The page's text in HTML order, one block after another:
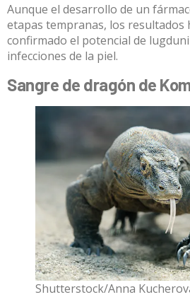
Aunque el desarrollo de un
etapas tempranas, los resultados
confirmado el potencial de
infecciones de la piel.
Sangre de dragón de
Shutterstock/Anna